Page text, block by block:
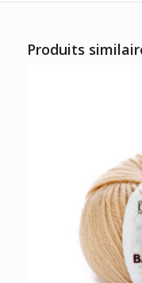
Produits